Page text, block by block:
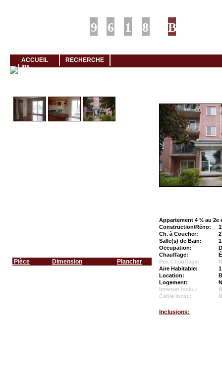
ACCUEIL RECHERCHE
Pièce Dimension Plancher
Appartement 4 ½ au 2e
Construction/Réno:
Ch. à Coucher:
2
Salle(s) de Bain:
1
Occupation:
Chauffage:
Prix Chauffage:
Aire Habitable:
Location:
Logement:
Internet Inclu.:
Cable Inclu.:
Inclusions: